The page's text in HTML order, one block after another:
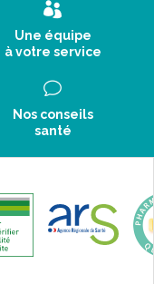
Une équipe
à votre service
Nos conseils
santé